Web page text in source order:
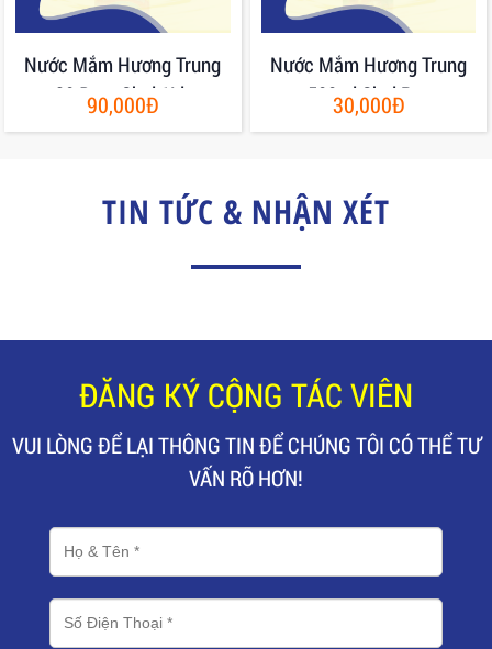
Nước Mắm Hương Trung
30 Đạm Chai 1Lit
90,000Đ
Nước Mắm Hương Trung
500ml Chai Pet
30,000Đ
TIN TỨC & NHẬN XÉT
ĐĂNG KÝ CỘNG TÁC VIÊN
VUI LÒNG ĐỂ LẠI THÔNG TIN ĐỂ CHÚNG TÔI CÓ THỂ TƯ
VẤN RÕ HƠN!